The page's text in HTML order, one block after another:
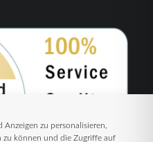
zu personalisieren,
können und die Zugriffe auf